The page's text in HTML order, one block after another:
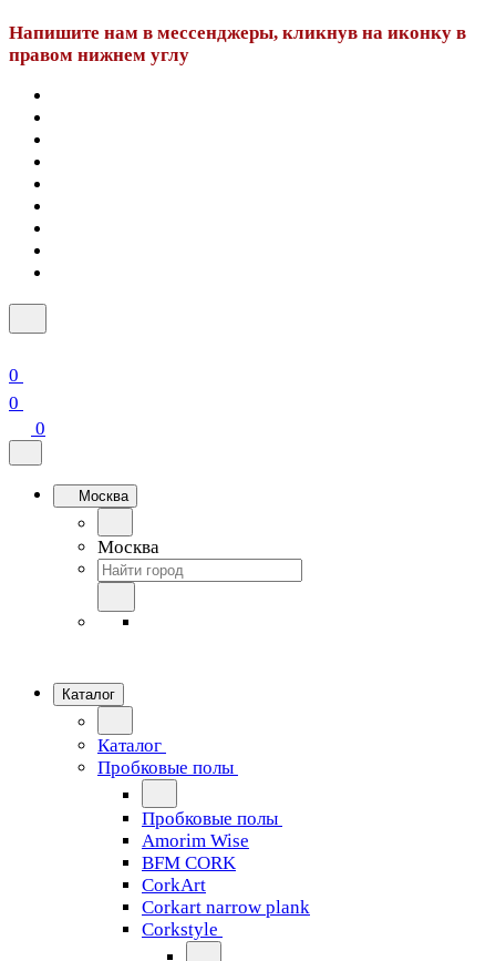
Напишите нам в мессенджеры, кликнув на иконку в
правом нижнем углу
0
0
0
Москва
Москва
Каталог
Каталог
Пробковые полы
Пробковые полы
Amorim Wise
BFM CORK
CorkArt
Corkart narrow plank
Corkstyle